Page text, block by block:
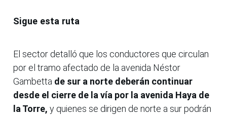
Sigue esta ruta
El sector detalló que los conductores que circulan
por el tramo afectado de la avenida Néstor
Gambetta de sur a norte deberán continuar
desde el cierre de la vía por la avenida Haya de
la Torre, y quienes se dirigen de norte a sur podrán